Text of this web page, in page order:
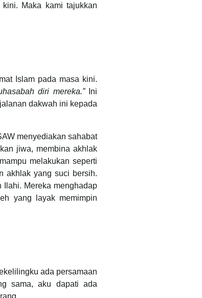
Maka kami tajukkan
Islam pada masa kini.
diri mereka.”
Ini
dakwah ini kepada
menyediakan sahabat
jiwa, membina akhlak
melakukan seperti
akhlak yang suci bersih.
Ilahi. Mereka menghadap
yang layak memimpin
ada persamaan
sama, aku dapati ada